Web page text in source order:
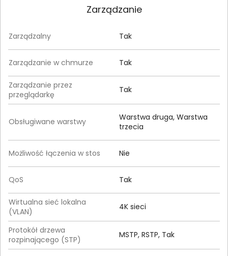
Zarządzanie
Zarządzalny Tak
Zarządzanie w chmurze Tak
Zarządzanie przez
przeglądarkę
Tak
Obsługiwane warstwy
Warstwa druga, Warstwa
trzecia
Możliwość łączenia w stos Nie
QoS Tak
Wirtualna sieć lokalna
(VLAN)
4K sieci
Protokół drzewa
rozpinającego (STP)
MSTP, RSTP, Tak